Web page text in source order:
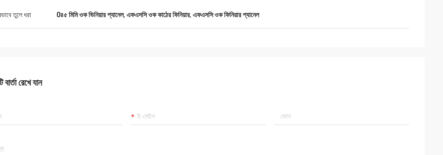
তুলে ধরা 0৪৫ মিমি ওক ভিনিয়ার প্যানেল, এফএসসি ওক কাঠের ফিনিয়ার, এফএসসি ওক ফিনিয়ার প্যানেল
বার্তা রেখে যান